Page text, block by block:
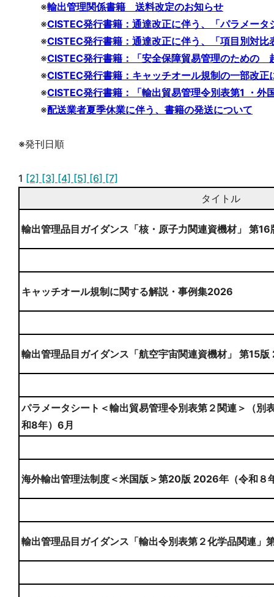
※輸出管理関係書籍 送料改定のお知らせ
※CISTEC発行書籍：通達改正に伴う、「パラメー
※CISTEC発行書籍：通達改正に伴う、「項目別対
※CISTEC発行書籍：「安全保障貿易管理のため
※CISTEC発行書籍：キャッチオール規制の一部改
※CISTEC発行書籍：「輸出貿易管理令別表第1 ・
※配送業者夏季休業に伴う、書籍の発送について
※発刊日順
1 [2] [3] [4] [5] [6] [7]
タイトル
輸出管理品目ガイダンス「核・原子力関連資機材」 第
キャッチオール規制に関する解説・事例集2026
輸出管理品目ガイダンス「航空宇宙関連資機材」 第15
パラメータシート＜輸出貿易管理令別表第２関連＞（
和8年）6月
海外輸出管理法制度＜米国版＞第20版 2026年（令和８
輸出管理品目ガイダンス「輸出令別表第２化学品関連」